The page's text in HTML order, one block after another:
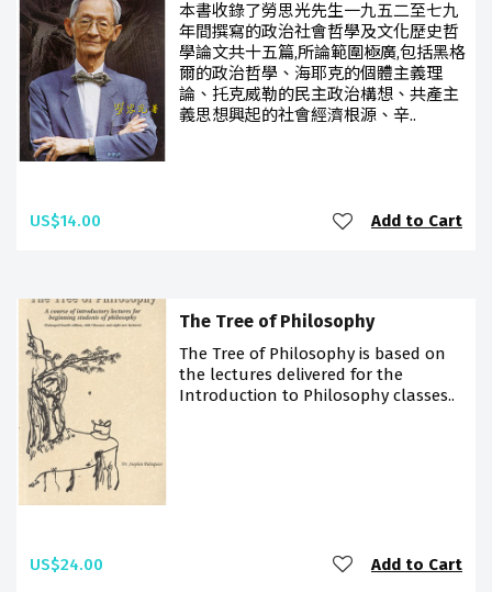
本書收錄了勞思光先生一九五二至七九
年間撰寫的政治社會哲學及文化歷史哲
學論文共十五篇,所論範圍極廣,包括黑格
爾的政治哲學、海耶克的個體主義理
論、托克威勒的民主政治構想、共產主
義思想興起的社會經濟根源、辛..
US$14.00 Add to Cart
The Tree of Philosophy
The Tree of Philosophy is based on
the lectures delivered for the
Introduction to Philosophy classes..
US$24.00 Add to Cart